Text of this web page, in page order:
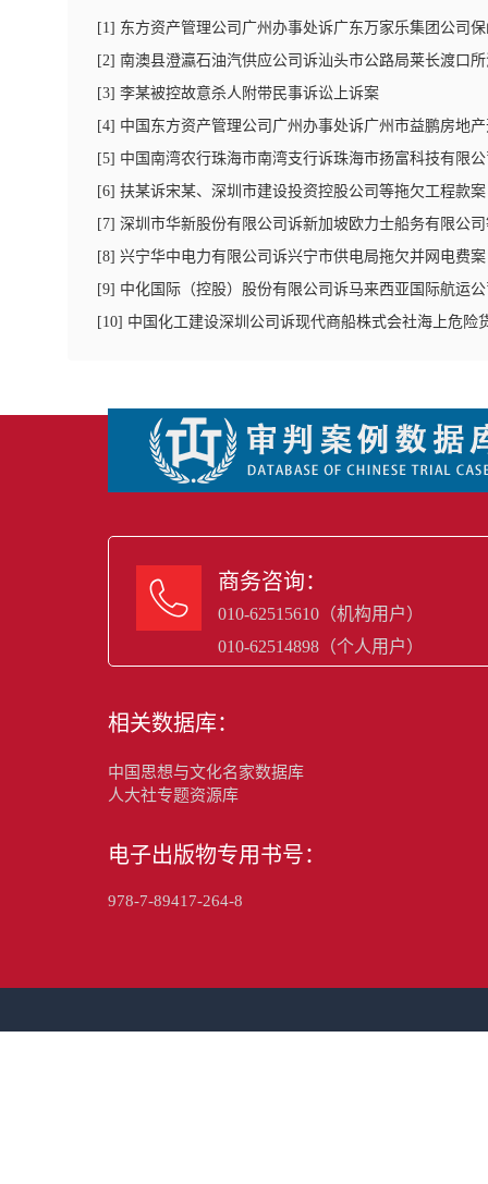
[1] 东方资产管理公司广州办事处诉广东万家乐集团公司
[2] 南澳县澄瀛石油汽供应公司诉汕头市公路局莱长渡口
[3] 李某被控故意杀人附带民事诉讼上诉案
[4] 中国东方资产管理公司广州办事处诉广州市益鹏房地
[5] 中国南湾农行珠海市南湾支行诉珠海市扬富科技有限
[6] 扶某诉宋某、深圳市建设投资控股公司等拖欠工程款案
[7] 深圳市华新股份有限公司诉新加坡欧力士船务有限公
[8] 兴宁华中电力有限公司诉兴宁市供电局拖欠并网电费案
[9] 中化国际（控股）股份有限公司诉马来西亚国际航运
[10] 中国化工建设深圳公司诉现代商船株式会社海上危险
 商务咨询：
010-62515610（机构用户）
010-62514898（个人用户）
相关数据库：
中国思想与文化名家数据库
人大社专题资源库
电子出版物专用书号：
978-7-89417-264-8